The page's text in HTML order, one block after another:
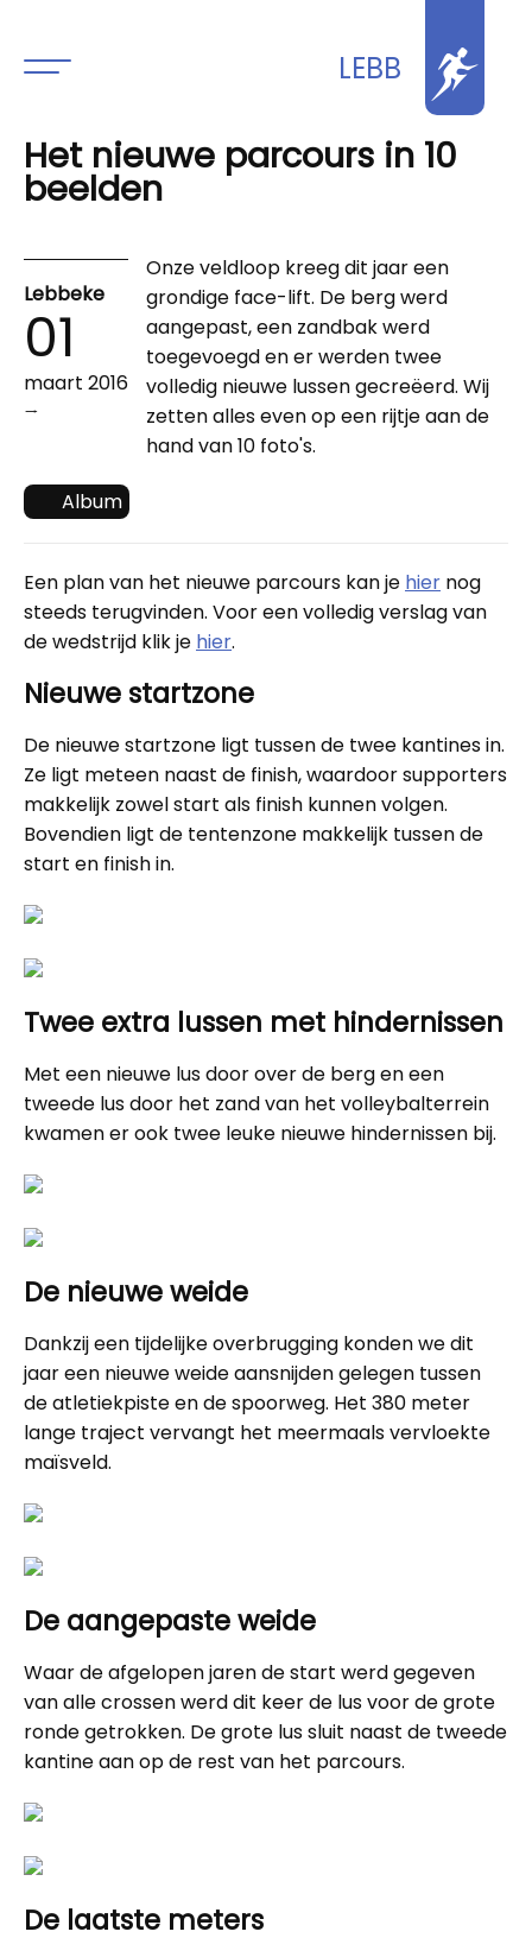
LEBB
Het nieuwe parcours in 10
beelden
Lebbeke
01
maart 2016
→
Onze veldloop kreeg dit jaar een
grondige face-lift. De berg werd
aangepast, een zandbak werd
toegevoegd en er werden twee
volledig nieuwe lussen gecreëerd. Wij
zetten alles even op een rijtje aan de
hand van 10 foto's.
Album
Een plan van het nieuwe parcours kan je hier nog
steeds terugvinden. Voor een volledig verslag van
de wedstrijd klik je hier.
Nieuwe startzone
De nieuwe startzone ligt tussen de twee kantines in.
Ze ligt meteen naast de finish, waardoor supporters
makkelijk zowel start als finish kunnen volgen.
Bovendien ligt de tentenzone makkelijk tussen de
start en finish in.
Twee extra lussen met hindernissen
Met een nieuwe lus door over de berg en een
tweede lus door het zand van het volleybalterrein
kwamen er ook twee leuke nieuwe hindernissen bij.
De nieuwe weide
Dankzij een tijdelijke overbrugging konden we dit
jaar een nieuwe weide aansnijden gelegen tussen
de atletiekpiste en de spoorweg. Het 380 meter
lange traject vervangt het meermaals vervloekte
maïsveld.
De aangepaste weide
Waar de afgelopen jaren de start werd gegeven
van alle crossen werd dit keer de lus voor de grote
ronde getrokken. De grote lus sluit naast de tweede
kantine aan op de rest van het parcours.
De laatste meters